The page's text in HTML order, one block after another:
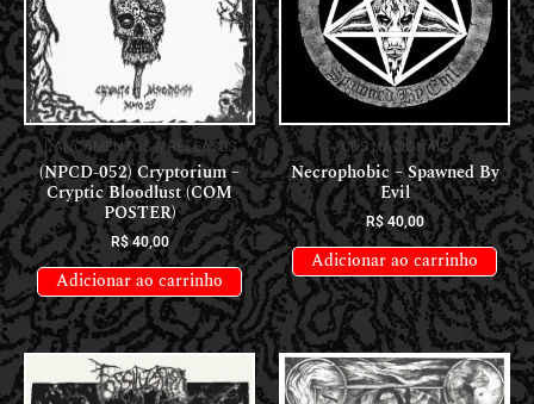
LANÇAMENTOS // RELEASES
(NPCD-052) Cryptorium –
Cryptic Bloodlust (COM
POSTER)
R$40,00
Adicionar ao carrinho
CDS NACIONAIS
Necrophobic – Spawned By
Evil
R$40,00
Adicionar ao carrinho